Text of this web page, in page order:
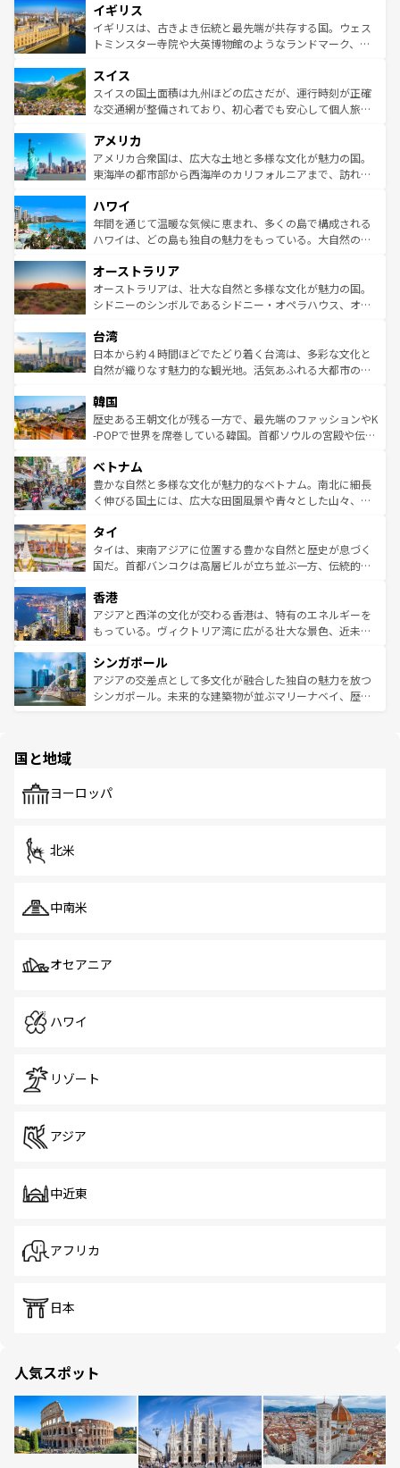
いる。シャンパンの発祥地であるランス、プロヴァンスの
香り高いラベンダー畑など、多彩な楽しみ方が可能だ。さ
らに、パリ以外の地域にも魅力が溢れており、どの街角に
れる地方に足を運ぶとそれぞれで全く異なる文化を体験で
きるだろう。 なお、新着のフランス情報はコンテンツ一覧
を参照してほしい。
顔を持つこの国は、どこを歩いても飽きることがない。ベ
ルリンの文化的活気、バイエルン州のアルプスの絶景、そ
してライン川沿いのワイン畑といった風景は必見。ビール
は、お酒好きな人にはぜひ体験してほしい。 なお、新着の
ドイツ情報はコンテンツ一覧を参照してほしい。
イギリス
イギリスは、古きよき伝統と最先端が共存する国。ウェス
トミンスター寺院や大英博物館のようなランドマーク、歴
リアごとに異なる魅力がある。また、優雅なアフタヌーン
ティー、ビール好きにはたまらない英国パブ、サッカー観
戦など、本場だからこそできる体験も豊富。イギリスを旅
ンツ一覧を参照してほしい。
スイス
スイスの国土面積は九州ほどの広さだが、運行時刻が正確
な交通網が整備されており、初心者でも安心して個人旅行
の建物がそのまま残る町や、スイスならではのユニークな
博物館もあり、アルプス観光だけでなく町歩きも満喫する
ことができる。国民の所得が高いため物価も高いが、旅行
ば市内交通費無料で観光を楽しむこともできる。 なお、新
着のスイス情報はコンテンツ一覧 を参照してほしい。
アメリカ
アメリカ合衆国は、広大な土地と多様な文化が魅力の国。
東海岸の都市部から西海岸のカリフォルニアまで、訪れる
のような巨大都市は、観光、ショッピング、エンターテイ
ンメントが詰まった刺激的なスポットだ。一方、アメリカ
西部には大自然が広がり、グランドキャニオンやイエロー
部のニューオーリンズでは、音楽と美食が融合した独特の
文化が魅力。旅行者はアメリカの各地域で異なる魅力を楽
しみながら、その多様性と豊かな歴史を感じることができ
ならではの贅沢な旅のスタイルだ。 なお、新着のアメリカ
情報はコンテンツ一覧を参照してほしい。
ハワイ
年間を通じて温暖な気候に恵まれ、多くの島で構成される
ハワイは、どの島も独自の魅力をもっている。大自然の神
ワイ島は見逃せない。また、定番の観光地といえばオアフ
島だが、静かな自然を求めるならマウイ島やカウアイ島が
おすすめ。エメラルドグリーンに輝く海をはじめ、豊かな
れるおもてなしの心で訪れる人々を迎えてくれるハワイの
人々、おいしいローカルフードやハワイアンミュージッ
ク、伝統的なフラダンスなど、すべてがハワイの魅力を彩
ワイを、存分に味わってほしい。 なお、新着のハワイ情報
はコンテンツ一覧を参照してほしい。
オーストラリア
オーストラリアは、壮大な自然と多様な文化が魅力の国。
シドニーのシンボルであるシドニー・オペラハウス、オー
リアリーフや大陸中央部にそびえるウルル（エアーズロッ
ク）、タスマニアの美しい原生林やケアンズの熱帯雨林な
ど、見どころがたくさん。また、カフェやワイン、オージ
いる。アクティビティも充実しており、サーフィンやダイ
ビング、ハイキングなど、アウトドア好きにはたまらな
い。オーストラリアの多彩な魅力を存分に味わいつくそ
参照してほしい。
台湾
日本から約４時間ほどでたどり着く台湾は、多彩な文化と
自然が織りなす魅力的な観光地。活気あふれる大都市の台
ン）、静ひつな山岳地帯である台湾東部など、都市の喧騒
と山間の静けさが共存しており、訪れる人に新しい発見と
驚きをもたらしてくれる。また、奥深い台湾の食文化も魅
容にもいいと評判のスイーツなど、バラエティ豊かな料理
が味わえる。 なお、新着の台湾情報は コンテンツ一覧を参
照してほしい。
韓国
歴史ある王朝文化が残る一方で、最先端のファッションやK
-POPで世界を席巻している韓国。首都ソウルの宮殿や伝統
き、地方に足を延ばせば四季折々の自然美を楽しむことが
できる。そして、キムチや焼肉、絶品のストリートフード
まで、さまざまな韓国料理が待っている。夜には、韓国な
リティに包まれながら、韓国の多彩な魅力を心ゆくまで味
わってみてほしい。 なお、新着の韓国情報はコンテンツ一
覧を参照してほしい。
ベトナム
豊かな自然と多様な文化が魅力的なベトナム。南北に細長
く伸びる国土には、広大な田園風景や青々とした山々、世
急速な発展と共に伝統が息づく。ハノイの古い町並みやホ
ーチミン市のフランス統治時代の建物も、独特の雰囲気を
醸し出している。また、バラエティの豊かさとおいしさで
とつ。フォーやバインミー、ベトナムコーヒーなどは、ぜ
ひ現地で味わいたい。どの地域を訪れてもあたたかい人々
が旅行者を迎えてくれるので、きっと忘れられない旅にな
参照してほしい。
タイ
タイは、東南アジアに位置する豊かな自然と歴史が息づく
国だ。首都バンコクは高層ビルが立ち並ぶ一方、伝統的な
の活気が交差している。北部ではチェンマイなどの山岳地
帯で自然と触れ合い、南部ではプーケットやクラビの美し
いビーチでリゾート気分を楽しむことができる。タイ料理
激する。気候は一年中温暖で、どの季節にも異なる楽しみ
が待っている。親しみやすいタイの人々、仏教を中心とし
た文化、そして多様な観光資源が、訪れる旅人を魅了し続
香港
アジアと西洋の文化が交わる香港は、特有のエネルギーを
もっている。ヴィクトリア湾に広がる壮大な景色、近未来
み、どこを訪れても感動するはず。観光スポットが密集し
ており、効率よく見どころを回れるのも魅力。息をのむよ
うな絶景から文化的な体験まで、香港を存分に楽しみ尽く
シンガポール
アジアの交差点として多文化が融合した独自の魅力を放つ
シンガポール。未来的な建築物が並ぶマリーナベイ、歴史
で、ホーカーズは地元の風情を楽しめる外せないスポット
国と地域
ヨーロッパ
北米
中南米
オセアニア
ハワイ
リゾート
アジア
中近東
アフリカ
日本
人気スポット